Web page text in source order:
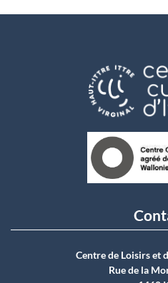
Centre de Loisirs et
Rue de la